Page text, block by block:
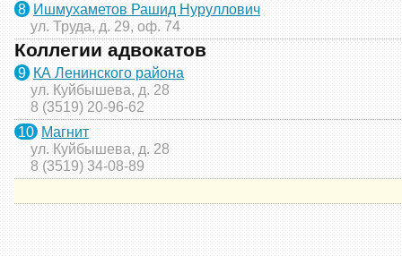
8 Ишмухаметов Рашид Нуруллович
ул. Труда, д. 29, оф. 74
Коллегии адвокатов
9 КА Ленинского района
ул. Куйбышева, д. 28
8 (3519) 20-96-62
10 Магнит
ул. Куйбышева, д. 28
8 (3519) 34-08-89